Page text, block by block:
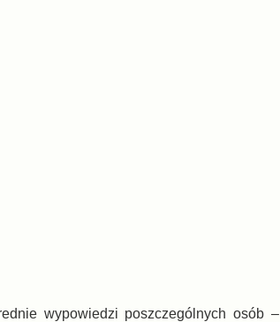
wypowiedzi poszczególnych osób –